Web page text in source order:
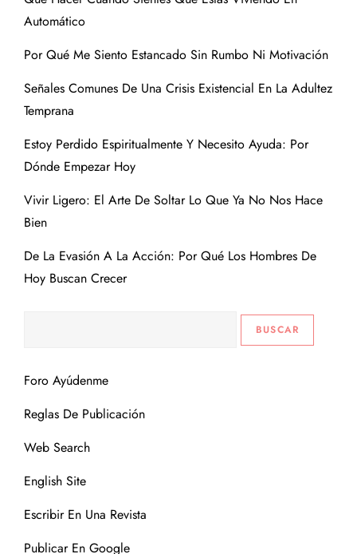
Automático
Por Qué Me Siento Estancado Sin Rumbo Ni Motivación
Señales Comunes De Una Crisis Existencial En La Adultez
Temprana
Estoy Perdido Espiritualmente Y Necesito Ayuda: Por
Dónde Empezar Hoy
Vivir Ligero: El Arte De Soltar Lo Que Ya No Nos Hace
Bien
De La Evasión A La Acción: Por Qué Los Hombres De
Hoy Buscan Crecer
Foro Ayúdenme
Reglas De Publicación
Web Search
English Site
Escribir En Una Revista
Publicar En Google